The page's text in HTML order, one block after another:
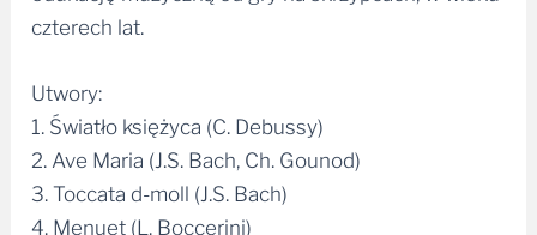
czterech lat.
Utwory:
1. Światło księżyca (C. Debussy)
2. Ave Maria (J.S. Bach, Ch. Gounod)
3. Toccata d-moll (J.S. Bach)
4. Menuet (L. Boccerini)